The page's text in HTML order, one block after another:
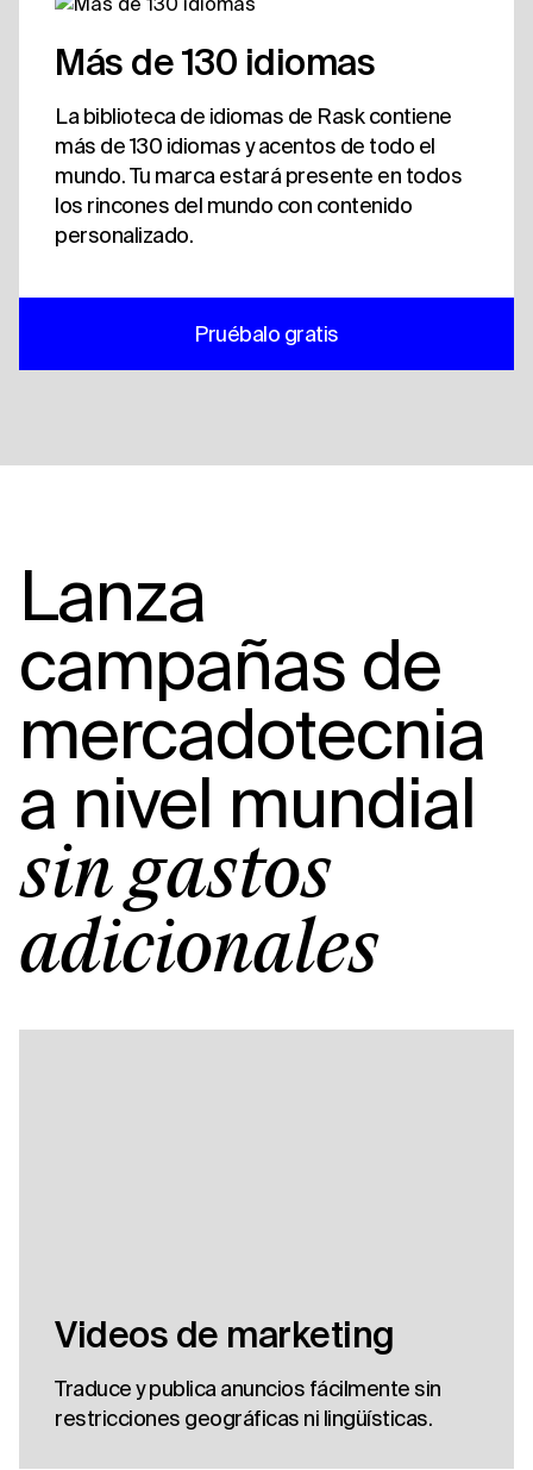
Más de 130 idiomas
La biblioteca de idiomas de Rask contiene
más de 130 idiomas y acentos de todo el
mundo. Tu marca estará presente en todos
los rincones del mundo con contenido
personalizado.
Pruébalo gratis
Lanza
campañas de
mercadotecnia
a nivel mundial
sin gastos
adicionales
Videos de marketing
Traduce y publica anuncios fácilmente sin
restricciones geográficas ni lingüísticas.